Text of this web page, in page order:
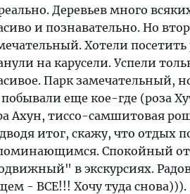
Деревьев много
и познавательно. Но
Хотели
на карусели. Успели
Парк замечательный,
еще кое-где (роза
Ахун, тиссо-самшитовая
итог, скажу, что отдых
Спокойный
в экскурсиях.
- ВСЕ!!! Хочу туда снова))).